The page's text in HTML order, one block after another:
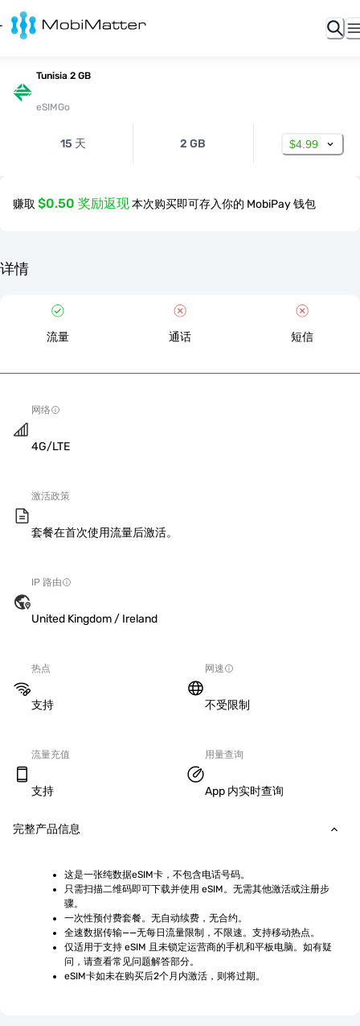
Tunisia 2 GB
eSIMGo
15 天 2 GB $4.99
赚取 $0.50 奖励返现本次购买即可存入你的 MobiPay 钱包
详情
流量 通话 短信
网络
4G/LTE
激活政策
套餐在首次使用流量后激活。
IP 路由
United Kingdom / Ireland
热点
支持
网速
不受限制
流量充值
支持
用量查询
App 内实时查询
完整产品信息
这是一张纯数据eSIM卡，不包含电话号码。
只需扫描二维码即可下载并使用 eSIM。无需其他激活或注册步
骤。
一次性预付费套餐。无自动续费，无合约。
全速数据传输——无每日流量限制，不限速。支持移动热点。
仅适用于支持 eSIM 且未锁定运营商的手机和平板电脑。如有疑
问，请查看常见问题解答部分。
eSIM卡如未在购买后2个月内激活，则将过期。